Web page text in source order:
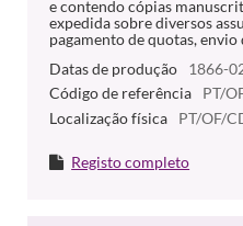
e contendo cópias
expedida sobre diversos
pagamento de quotas, envio
Datas de produção
1866-
Código de referência
PT/
Localização física
PT/OF/
Registo completo